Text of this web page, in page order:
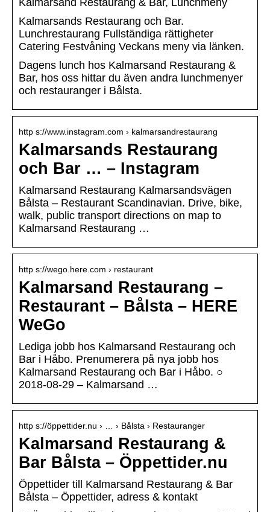
Kalmarsand Restaurang & Bar, Lunchmeny
Kalmarsands Restaurang och Bar.
Lunchrestaurang Fullständiga rättigheter
Catering Festvåning Veckans meny via länken.
Dagens lunch hos Kalmarsand Restaurang &
Bar, hos oss hittar du även andra lunchmenyer
och restauranger i Bålsta.
http s://www.instagram.com › kalmarsandrestaurang
Kalmarsands Restaurang
och Bar … – Instagram
Kalmarsand Restaurang Kalmarsandsvägen
Bålsta – Restaurant Scandinavian. Drive, bike,
walk, public transport directions on map to
Kalmarsand Restaurang …
http s://wego.here.com › restaurant
Kalmarsand Restaurang –
Restaurant – Bålsta – HERE
WeGo
Lediga jobb hos Kalmarsand Restaurang och
Bar i Håbo. Prenumerera på nya jobb hos
Kalmarsand Restaurang och Bar i Håbo. ○
2018-08-29 – Kalmarsand …
http s://öppettider.nu › … › Bålsta › Restauranger
Kalmarsand Restaurang &
Bar Bålsta – Öppettider.nu
Öppettider till Kalmarsand Restaurang & Bar
Bålsta – Öppettider, adress & kontakt